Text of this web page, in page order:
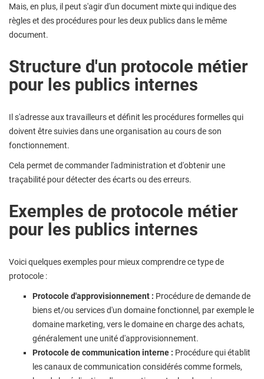
Mais, en plus, il peut s'agir d'un document mixte qui indique des
règles et des procédures pour les deux publics dans le même
document.
Structure d'un protocole métier
pour les publics internes
Il s'adresse aux travailleurs et définit les procédures formelles qui
doivent être suivies dans une organisation au cours de son
fonctionnement.
Cela permet de commander l'administration et d'obtenir une
traçabilité pour détecter des écarts ou des erreurs.
Exemples de protocole métier
pour les publics internes
Voici quelques exemples pour mieux comprendre ce type de
protocole :
Protocole d'approvisionnement : Procédure de demande de
biens et/ou services d'un domaine fonctionnel, par exemple le
domaine marketing, vers le domaine en charge des achats,
généralement une unité d'approvisionnement.
Protocole de communication interne : Procédure qui établit
les canaux de communication considérés comme formels,